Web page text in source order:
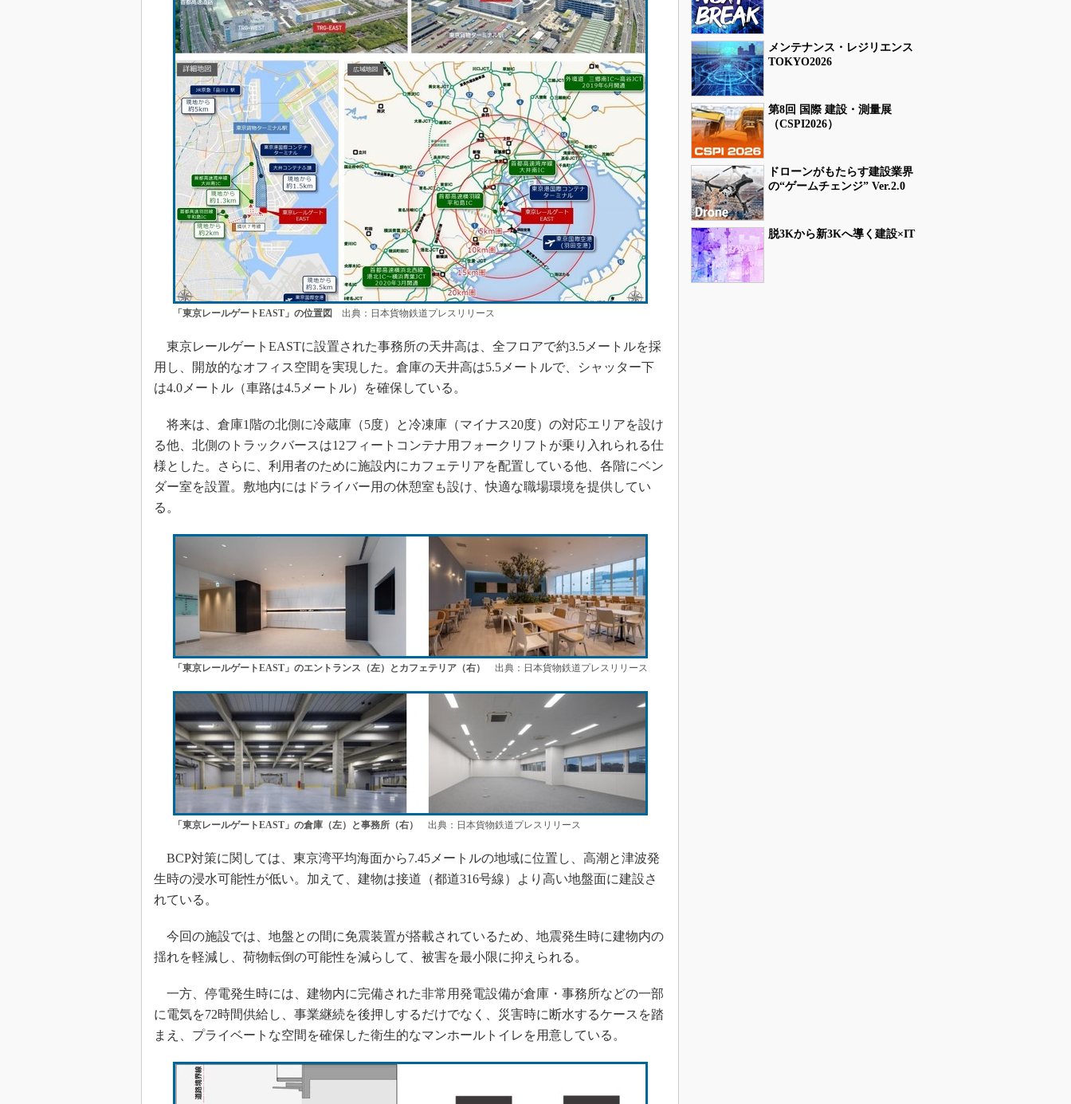
「東京レールゲートEAST」の位置図 出典：日本貨物鉄道プレスリリース
東京レールゲートEASTに設置された事務所の天井高は、全フロアで約3.5メートルを採
用し、開放的なオフィス空間を実現した。倉庫の天井高は5.5メートルで、シャッター下
は4.0メートル（車路は4.5メートル）を確保している。
将来は、倉庫1階の北側に冷蔵庫（5度）と冷凍庫（マイナス20度）の対応エリアを設け
る他、北側のトラックバースは12フィートコンテナ用フォークリフトが乗り入れられる仕
様とした。さらに、利用者のために施設内にカフェテリアを配置している他、各階にベン
ダー室を設置。敷地内にはドライバー用の休憩室も設け、快適な職場環境を提供してい
る。
「東京レールゲートEAST」のエントランス（左）とカフェテリア（右） 出典：日本貨物鉄道プレスリリース
「東京レールゲートEAST」の倉庫（左）と事務所（右） 出典：日本貨物鉄道プレスリリース
BCP対策に関しては、東京湾平均海面から7.45メートルの地域に位置し、高潮と津波発
生時の浸水可能性が低い。加えて、建物は接道（都道316号線）より高い地盤面に建設さ
れている。
今回の施設では、地盤との間に免震装置が搭載されているため、地震発生時に建物内の
揺れを軽減し、荷物転倒の可能性を減らして、被害を最小限に抑えられる。
一方、停電発生時には、建物内に完備された非常用発電設備が倉庫・事務所などの一部
に電気を72時間供給し、事業継続を後押しするだけでなく、災害時に断水するケースを踏
まえ、プライベートな空間を確保した衛生的なマンホールトイレを用意している。
メンテナンス・レジリエンス
TOKYO2026
第8回 国際 建設・測量展
（CSPI2026）
ドローンがもたらす建設業界
の“ゲームチェンジ” Ver.2.0
脱3Kから新3Kへ導く建設×IT